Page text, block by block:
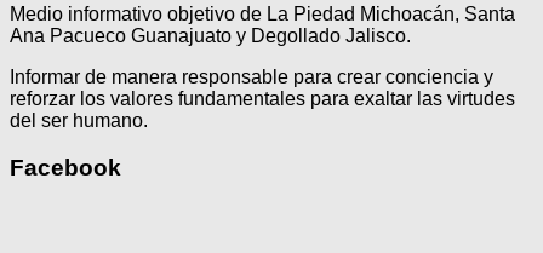
Medio informativo objetivo de La Piedad Michoacán, Santa
Ana Pacueco Guanajuato y Degollado Jalisco.
Informar de manera responsable para crear conciencia y
reforzar los valores fundamentales para exaltar las virtudes
del ser humano.
Facebook